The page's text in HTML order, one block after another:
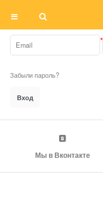
Забыли пароль?
Мы в Вконтакте